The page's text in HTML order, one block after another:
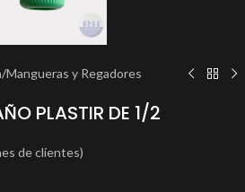
/Mangueras y Regadores
PLASTIR DE 1/2
de clientes)